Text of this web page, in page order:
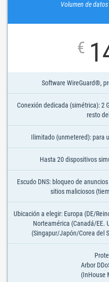
Volumen de
€
Software WireGuard®,
Conexión dedicada (simétrica): 2
resto
Ilimitado (unmetered): para
Hasta 20 dispositivos
Escudo DNS: bloqueo de
sitios maliciosos
Ubicación a elegir: Europa (DE/
Norteamérica (Canadá/EE.
(Singapur/Japón/Corea del
Arbor
(InHouse